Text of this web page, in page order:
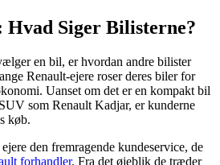
Hvad Siger Bilisterne?
en bil, er hvordan andre bilister
Renault-ejere roser deres biler for
Uanset om det er en kompakt bil
som Renault Kadjar, er kunderne
køb.
den fremragende kundeservice, de
forhandler. Fra det øjeblik de træder